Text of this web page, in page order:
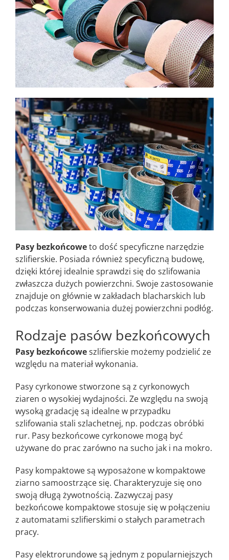
Pasy bezkońcoweto dość specyficzne narzędzie
szlifierskie. Posiada również specyficzną budowę,
dzięki której idealnie sprawdzi się do szlifowania
zwłaszcza dużych powierzchni. Swoje zastosowanie
znajduje on głównie w zakładach blacharskich lub
podczas konserwowania dużej powierzchni podłóg.
Rodzaje pasów bezkońcowych
Pasy bezkońcoweszlifierskie możemy podzielić ze
względu na materiał wykonania.
Pasy cyrkonowe stworzone są z cyrkonowych
ziaren o wysokiej wydajności. Ze względu na swoją
wysoką gradację są idealne w przypadku
szlifowania stali szlachetnej, np. podczas obróbki
rur. Pasy bezkońcowe cyrkonowe mogą być
używane do prac zarówno na sucho jak i na mokro.
Pasy kompaktowe są wyposażone w kompaktowe
ziarno samoostrzące się. Charakteryzuje się ono
swoją długą żywotnością. Zazwyczaj pasy
bezkońcowe kompaktowe stosuje się w połączeniu
z automatami szlifierskimi o stałych parametrach
pracy.
Pasy elektrorundowe są jednym z popularniejszych